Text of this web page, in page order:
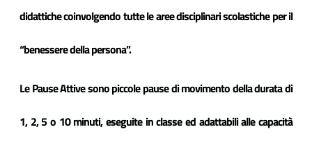
didattiche coinvolgendo tutte le aree disciplinari scolastiche per il
“benessere della persona”.
Le Pause Attive sono piccole pause di movimento della durata di
1, 2, 5 o 10 minuti, eseguite in classe ed adattabili alle capacità